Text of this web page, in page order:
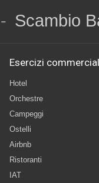
- Scambio
Esercizi
Hotel
Orchestre
Campeggi
Ostelli
Airbnb
Ristoranti
IAT